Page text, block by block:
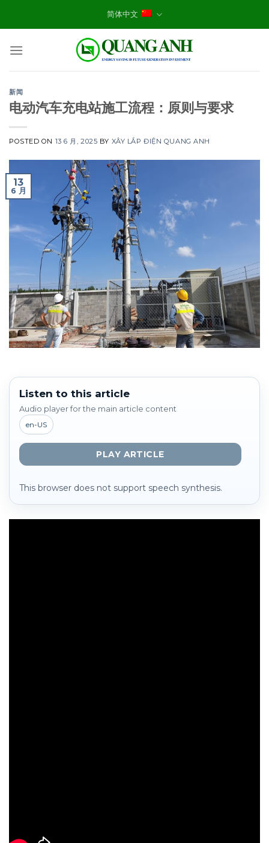
简体中文
新闻
电动汽车充电站施工流程：原则与要求
POSTED ON 13 6 月, 2025 BY XÂY LẮP ĐIỆN QUANG ANH
13
6 月
Listen to this article
Audio player for the main article content
en-US
PLAY ARTICLE
This browser does not support speech synthesis.